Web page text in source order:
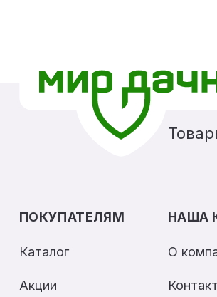
ПОКУПАТЕЛЯМ
Каталог
Акции
НАША
О